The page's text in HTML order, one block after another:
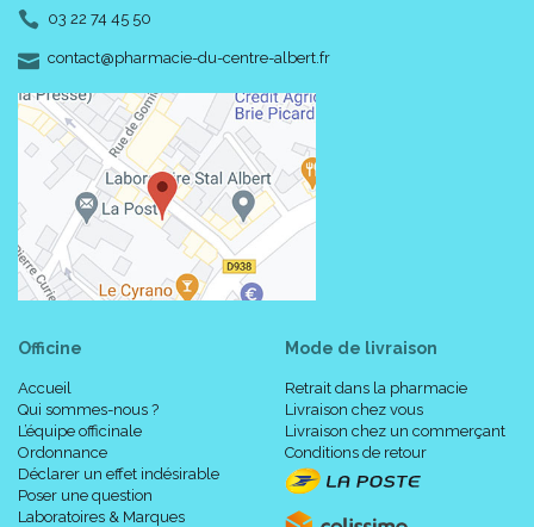
2 hauteurs (normal et long).
Taillage :
03 22 74 45 50
contact-
@-
pharmacie-du-centre-albert.fr
Officine
Accueil
Qui sommes-nous ?
L’équipe officinale
Ordonnance
Déclarer un effet indésirable
Poser une question
Laboratoires & Marques
Mode de livraison
Retrait dans la pharmacie
Livraison chez vous
Livraison chez un commerçant
Conditions de retour